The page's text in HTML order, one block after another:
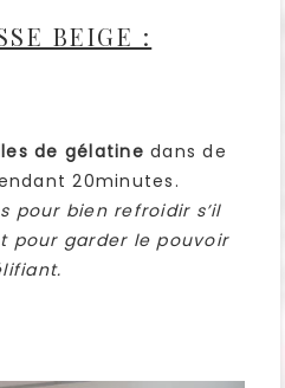
BEIGE :
de gélatine dans de
20minutes.
pour bien refroidir s’il
pour garder le pouvoir